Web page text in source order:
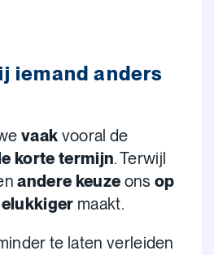
iemand anders
vaak vooral de
korte termijn. Terwijl
andere keuze ons op
maakt.
te laten verleiden